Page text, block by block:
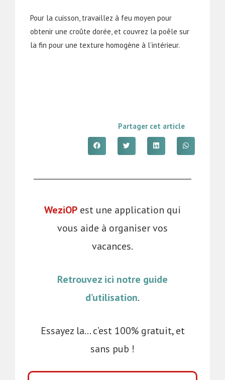
Pour la cuisson, travaillez à feu moyen pour
obtenir une croûte dorée, et couvrez la poêle sur
la fin pour une texture homogène à l’intérieur.
Partager cet article
WeziOP est une application qui
vous aide à organiser vos
vacances.
Retrouvez ici notre guide
d’utilisation.
Essayez la… c’est 100% gratuit, et
sans pub !